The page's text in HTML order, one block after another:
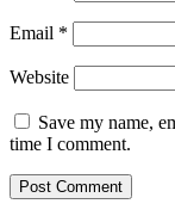
Email *
Website
Save my name,
time I comment.